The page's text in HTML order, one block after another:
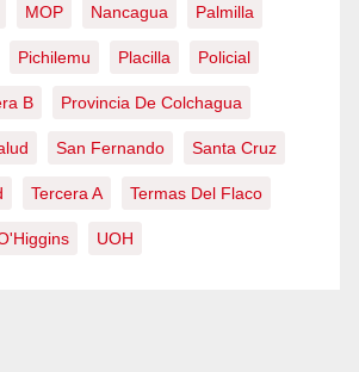
MOP Nancagua Palmilla
Pichilemu Placilla Policial
B Provincia De Colchagua
San Fernando Santa Cruz
Tercera A Termas Del Flaco
UOH